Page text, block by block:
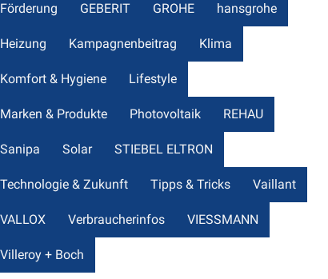
Förderung GEBERIT GROHE hansgrohe
Heizung Kampagnenbeitrag Klima
Komfort & Hygiene Lifestyle
Marken & Produkte Photovoltaik REHAU
Sanipa Solar STIEBEL ELTRON
Technologie & Zukunft Tipps & Tricks Vaillant
VALLOX Verbraucherinfos VIESSMANN
Villeroy + Boch